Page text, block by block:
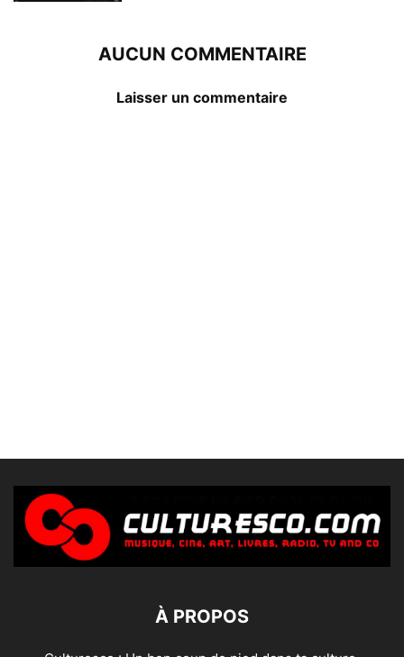
AUCUN COMMENTAIRE
Laisser un commentaire
À PROPOS